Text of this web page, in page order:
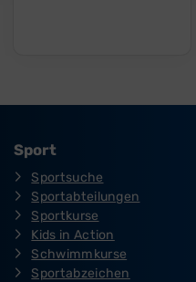
Sport
Sportsuche
Sportabteilungen
Sportkurse
Kids in Action
Schwimmkurse
Sportabzeichen